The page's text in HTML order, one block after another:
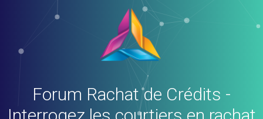
Forum Rachat de Crédits -